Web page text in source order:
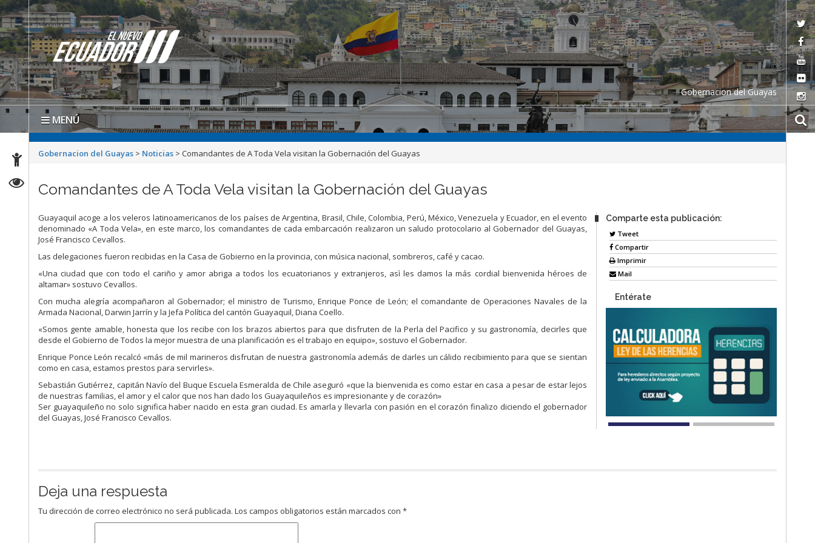
Gobernacion del Guayas
MENÚ
Gobernacion del Guayas > Noticias >Comandantes de A Toda Vela visitan la Gobernación del Guayas
Comandantes de A Toda Vela visitan la Gobernación del Guayas
Guayaquil acoge a los veleros latinoamericanos de los países de Argentina, Brasil, Chile, Colombia, Perú, México, Venezuela y Ecuador, en el evento
denominado «A Toda Vela», en este marco, los comandantes de cada embarcación realizaron un saludo protocolario al Gobernador del Guayas,
José Francisco Cevallos.
Las delegaciones fueron recibidas en la Casa de Gobierno en la provincia, con música nacional, sombreros, café y cacao.
«Una ciudad que con todo el cariño y amor abriga a todos los ecuatorianos y extranjeros, asì les damos la más cordial bienvenida héroes de
altamar» sostuvo Cevallos.
Con mucha alegría acompañaron al Gobernador; el ministro de Turismo, Enrique Ponce de León; el comandante de Operaciones Navales de la
Armada Nacional, Darwin Jarrín y la Jefa Política del cantón Guayaquil, Diana Coello.
«Somos gente amable, honesta que los recibe con los brazos abiertos para que disfruten de la Perla del Pacifico y su gastronomía, decirles que
desde el Gobierno de Todos la mejor muestra de una planificación es el trabajo en equipo», sostuvo el Gobernador.
Enrique Ponce León recalcó «más de mil marineros disfrutan de nuestra gastronomía además de darles un cálido recibimiento para que se sientan
como en casa, estamos prestos para servirles».
Sebastián Gutiérrez, capitán Navío del Buque Escuela Esmeralda de Chile aseguró «que la bienvenida es como estar en casa a pesar de estar lejos
de nuestras familias, el amor y el calor que nos han dado los Guayaquileños es impresionante y de corazón»
Ser guayaquileño no solo significa haber nacido en esta gran ciudad. Es amarla y llevarla con pasión en el corazón finalizo diciendo el gobernador
del Guayas, José Francisco Cevallos.
Comparte esta publicación:
Tweet
Compartir
Imprimir
Mail
Entérate
Deja una respuesta
Tu dirección de correo electrónico no será publicada. Los campos obligatorios están marcados con*